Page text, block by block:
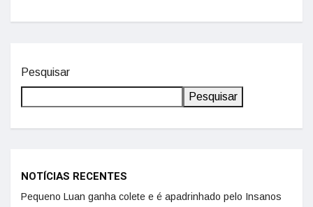
Pesquisar
Pesquisar
NOTÍCIAS RECENTES
Pequeno Luan ganha colete e é apadrinhado pelo Insanos